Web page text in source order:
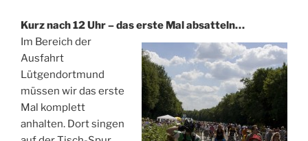
Kurz nach 12 Uhr – das erste Mal absatteln…
Im Bereich der
Ausfahrt
Lütgendortmund
müssen wir das erste
Mal komplett
anhalten. Dort singen